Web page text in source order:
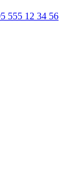
555 12 34 56